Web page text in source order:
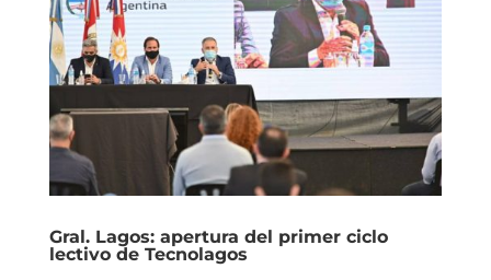
Gral. Lagos: apertura del primer ciclo
lectivo de Tecnolagos